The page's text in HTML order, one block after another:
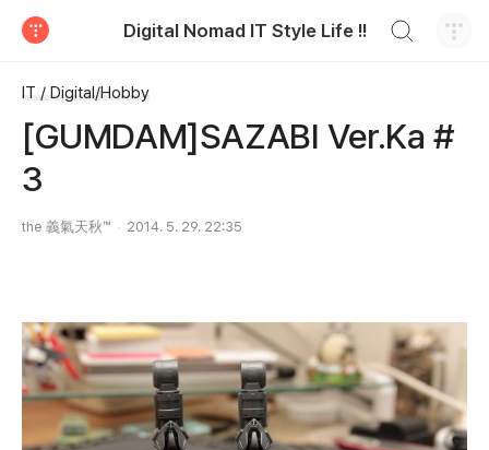
Digital Nomad IT Style Life !!
IT / Digital/Hobby
[GUMDAM]SAZABI Ver.Ka #
3
the 義氣天秋™ 2014. 5. 29. 22:35